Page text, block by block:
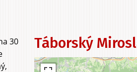
Experiences &
Agritourism
30
Táborský